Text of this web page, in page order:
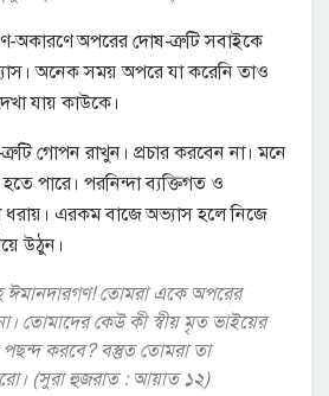
অকারণে অপরের দোষ-ত্রুটি সবাইকে
অনেক সময় অপরে যা করেনি তাও
যায় কাউকে।
গোপন রাখুন। প্রচার করবেন না। মনে
পারে। পরনিন্দা ব্যক্তিগত ও
ধরায়। এরকম বাজে অভ্যাস হলে নিজে
উঠুন।
ঈমানদারগণ! তোমরা একে অপরের
তোমাদের কেউ কী স্বীয় মৃত ভাইয়ের
করবে? বস্তুত তোমরা তা
(সুরা হুজরাত : আয়াত ১২)